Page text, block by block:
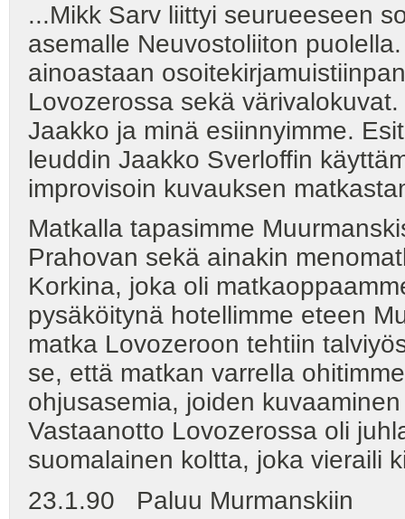
...Mikk Sarv liittyi seurueeseen
asemalle Neuvostoliiton
ainoastaan
Lovozerossa sekä
Jaakko ja minä esiinnyimme.
leuddin Jaakko Sverloffin
improvisoin kuvauksen
Matkalla tapasimme
Prahovan sekä ainakin
Korkina, joka oli
pysäköitynä hotellimme eteen
matka Lovozeroon tehtiin
se, että matkan varrella
ohjusasemia, joiden
Vastaanotto Lovozerossa oli
suomalainen koltta, joka vieraili
23.1.90 Paluu Murmanskiin